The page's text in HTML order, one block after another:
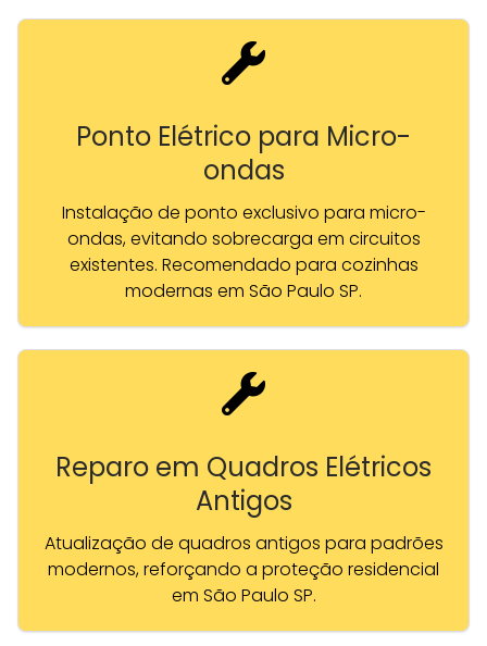
Ponto Elétrico para Micro-
ondas
Instalação de ponto exclusivo para micro-
ondas, evitando sobrecarga em circuitos
existentes. Recomendado para cozinhas
modernas em São Paulo SP.
Reparo em Quadros Elétricos
Antigos
Atualização de quadros antigos para padrões
modernos, reforçando a proteção residencial
em São Paulo SP.